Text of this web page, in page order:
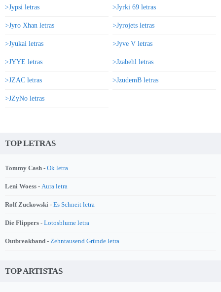
>Jypsi letras >Jyrki 69 letras
>Jyro Xhan letras >Jyrojets letras
>Jyukai letras >Jyve V letras
>JYYE letras >Jzabehl letras
>JZAC letras >JzudemB letras
>JZyNo letras
TOP LETRAS
Tommy Cash - Ok letra
Leni Woess - Aura letra
Rolf Zuckowski - Es Schneit letra
Die Flippers - Lotosblume letra
Outbreakband - Zehntausend Gründe letra
TOP ARTISTAS